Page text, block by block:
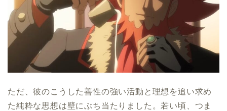
ただ、彼のこうした善性の強い活動と理想を追い求め
た純粋な思想は壁にぶち当たりました。若い頃、つま